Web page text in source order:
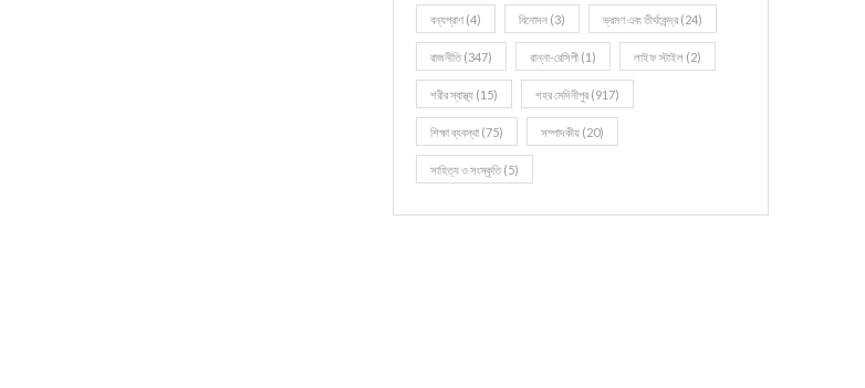
বন্যপ্রাণ (4) বিনোদন (3) ভ্রমণ এবং তীর্থকেন্দ্র (24)
রাজনীতি(347) রান্না-রেসিপী (1) লাইফ স্টাইল (2)
শরীর স্বাস্থ্য (15) শহর মেদিনীপুর (917)
শিক্ষা ব্যবস্থা (75) সম্পাদকীয় (20)
সাহিত্য ও সংস্কৃতি(5)